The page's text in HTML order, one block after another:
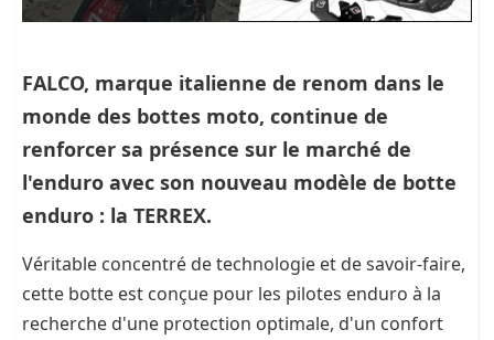
FALCO, marque italienne de renom dans le
monde des bottes moto, continue de
renforcer sa présence sur le marché de
l'enduro avec son nouveau modèle de botte
enduro : la TERREX.
Véritable concentré de technologie et de savoir-faire,
cette botte est conçue pour les pilotes enduro à la
recherche d'une protection optimale, d'un confort